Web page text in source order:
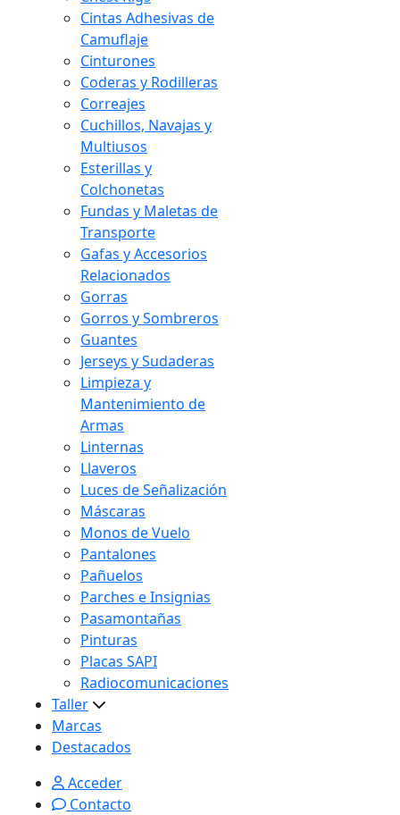
Cintas Adhesivas de
Camuflaje
Cinturones
Coderas y Rodilleras
Correajes
Cuchillos, Navajas y
Multiusos
Esterillas y
Colchonetas
Fundas y Maletas de
Transporte
Gafas y Accesorios
Relacionados
Gorras
Gorros y Sombreros
Guantes
Jerseys y Sudaderas
Limpieza y
Mantenimiento de
Armas
Linternas
Llaveros
Luces de Señalización
Máscaras
Monos de Vuelo
Pantalones
Pañuelos
Parches e Insignias
Pasamontañas
Pinturas
Placas SAPI
Radiocomunicaciones
Taller
Marcas
Destacados
Acceder
Contacto